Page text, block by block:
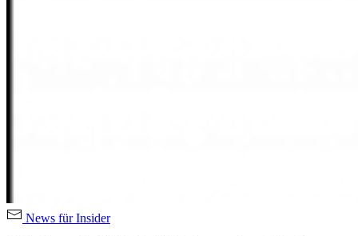
News für Insider